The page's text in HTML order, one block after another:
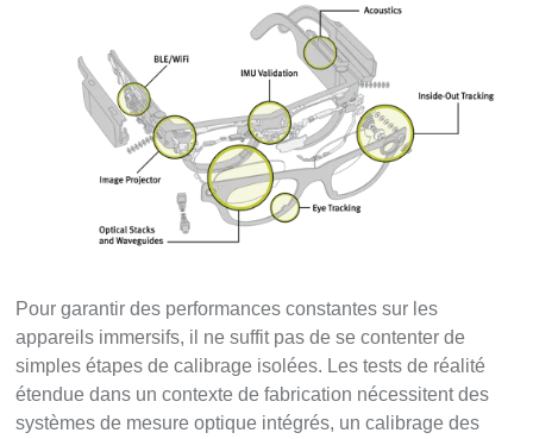
Pour garantir des performances constantes sur les
appareils immersifs, il ne suffit pas de se contenter de
simples étapes de calibrage isolées. Les tests de réalité
étendue dans un contexte de fabrication nécessitent des
systèmes de mesure optique intégrés, un calibrage des